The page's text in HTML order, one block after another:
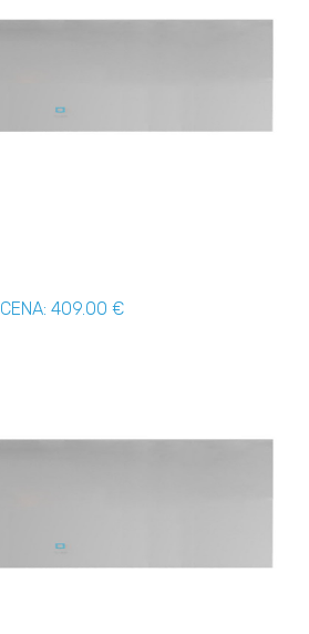
CENA: 409.00 €